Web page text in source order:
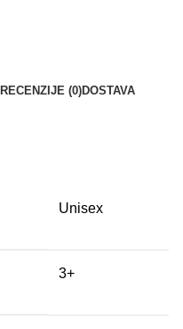
RECENZIJE (0)DOSTAVA
Unisex
3+